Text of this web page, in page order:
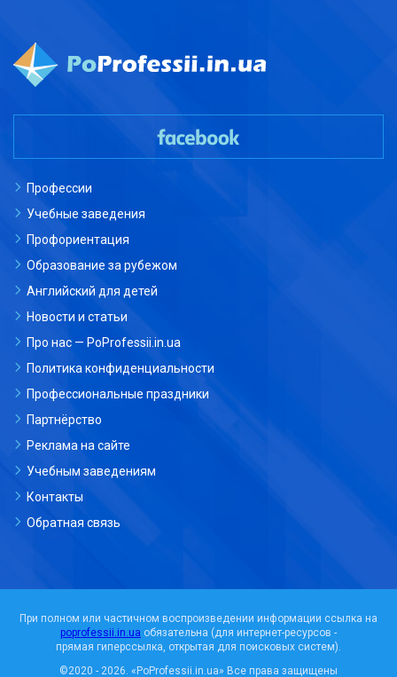
Профессии
Учебные заведения
Профориентация
Образование за рубежом
Английский для детей
Новости и статьи
Про нас — PoProfessii.in.ua
Политика конфиденциальности
Профессиональные праздники
Партнёрство
Реклама на сайте
Учебным заведениям
Контакты
Обратная связь
При полном или частичном воспроизведении информации ссылка на
poprofessii.in.ua обязательна (для интернет-ресурсов -
прямая гиперссылка, открытая для поисковых систем).
©2020 - 2026. «PoProfessii.in.ua» Все права защищены